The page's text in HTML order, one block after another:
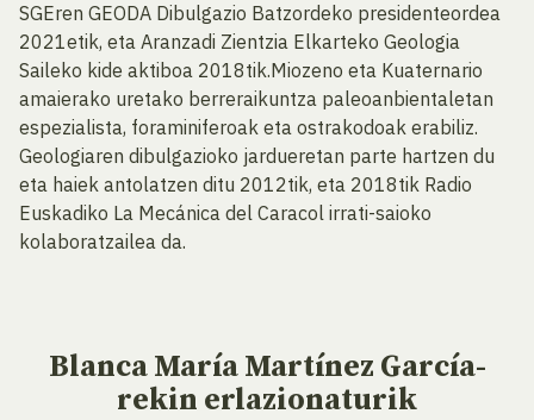
SGEren GEODA Dibulgazio Batzordeko presidenteordea
2021etik, eta Aranzadi Zientzia Elkarteko Geologia
Saileko kide aktiboa 2018tik.Miozeno eta Kuaternario
amaierako uretako berreraikuntza paleoanbientaletan
espezialista, foraminiferoak eta ostrakodoak erabiliz.
Geologiaren dibulgazioko jardueretan parte hartzen du
eta haiek antolatzen ditu 2012tik, eta 2018tik Radio
Euskadiko La Mecánica del Caracol irrati-saioko
kolaboratzailea da.
Blanca María Martínez García-
rekin erlazionaturik